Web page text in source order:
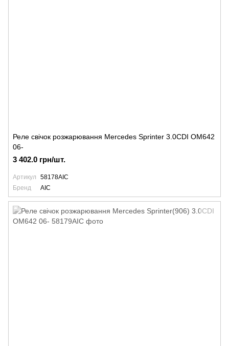
Реле свічок розжарювання Mercedes Sprinter 3.0CDI OM642
06-
3 402.0 грн/шт.
Артикул
58178AIC
Бренд
AIC